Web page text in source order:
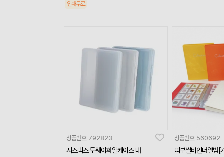
인쇄무료
상품번호 792823
시스맥스 투웨이화일케이스 대
상품번호 560692
띠부씰바인더앨범